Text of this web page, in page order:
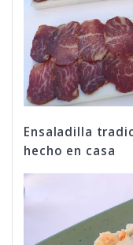
Ensaladilla
hecho en casa